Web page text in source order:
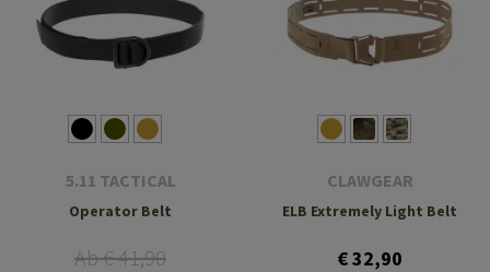
5.11 TACTICAL
Operator Belt
Ab € 41,90
CLAWGEAR
ELB Extremely Light Belt
€ 32,90